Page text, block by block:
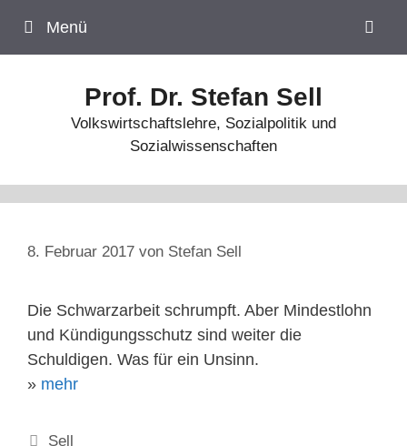
Inhalt
springen
Menü
Prof. Dr. Stefan Sell
Volkswirtschaftslehre, Sozialpolitik und
Sozialwissenschaften
8. Februar 2017 von Stefan Sell
Die Schwarzarbeit schrumpft. Aber Mindestlohn
und Kündigungsschutz sind weiter die
Schuldigen. Was für ein Unsinn.
» mehr
Kategorien
Sell